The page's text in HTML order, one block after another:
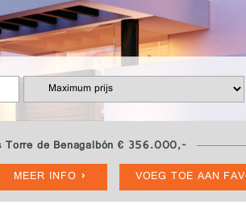
Torre de Benagalbón € 356.000,-
MEER INFO VOEG TOE AAN